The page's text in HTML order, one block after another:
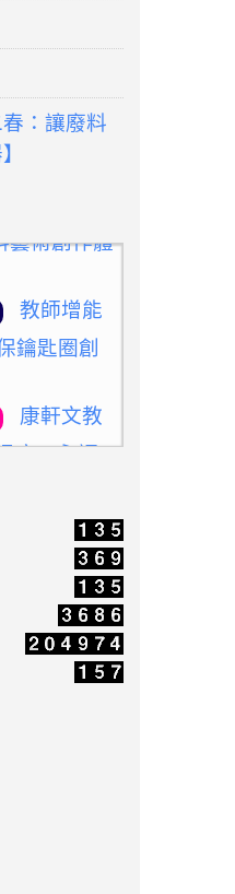
春：讓廢料
術創作體
鑰匙圈創
度，永福
琢未來的模
老標示柱
升格變身雨
歡迎光臨
婷老師)